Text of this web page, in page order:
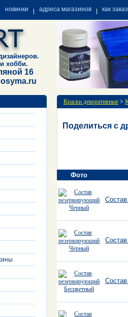
новинки адреса магазинов как
хобби.
16
Краски декоративные >
Поделиться с
Фото